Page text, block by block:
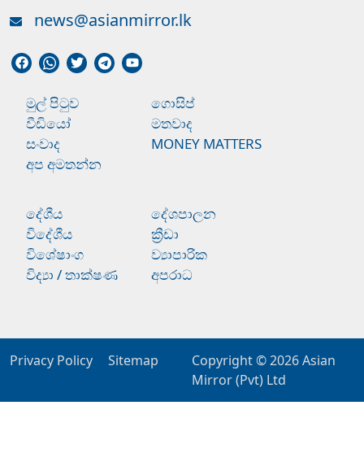
news@asianmirror.lk
මුල් පිටුව
ගොසිප්
වීඩියෝ
මතවාද
සංවාද
MONEY MATTERS
අප අමතන්න
දේශීය
දේශපාලන
විදේශීය
ක්‍රීඩා
විශේෂාංග
ව්‍යාපාරික
විද්‍යා / තාක්ෂණ
අපරාධ
Privacy Policy Sitemap Copyright © 2026Asian
Mirror (Pvt) Ltd